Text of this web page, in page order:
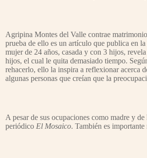
Agripina Montes del Valle contrae
prueba de ello es un artículo que publica en la
mujer de 24 años, casada y con 3 hijos,
hijos, el cual le quita demasiado tiempo.
rehacerlo, ello la inspira a reflexionar acerca
algunas personas que creían que la
A pesar de sus ocupaciones como madre y
periódico El Mosaico. También es